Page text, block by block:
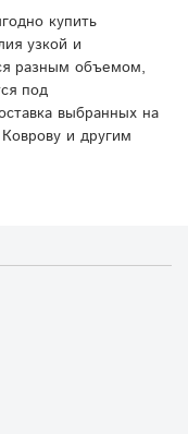
купить
узкой и
разным объемом,
под
выбранных на
и другим